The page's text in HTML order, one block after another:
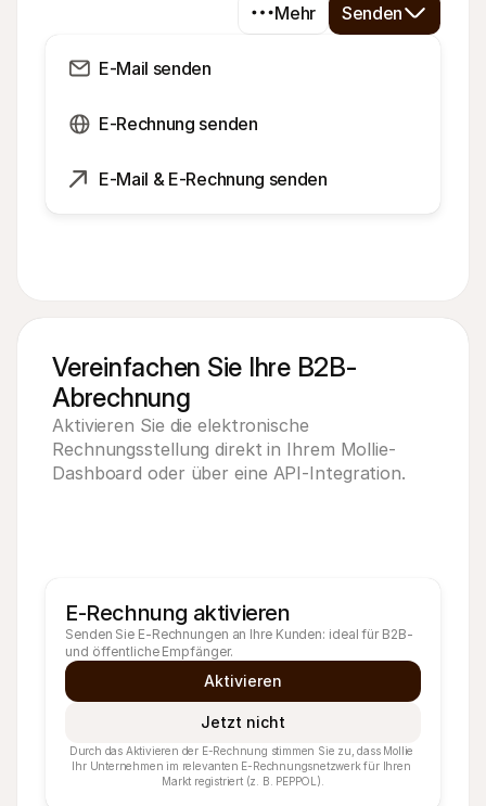
Mehr Senden
E-Mail senden
E-Rechnung senden
E-Mail & E-Rechnung senden
Vereinfachen Sie Ihre B2B-
Abrechnung
Aktivieren Sie die elektronische
Rechnungsstellung direkt in Ihrem Mollie-
Dashboard oder über eine API-Integration.
E-Rechnung aktivieren
Senden Sie E-Rechnungen an Ihre Kunden: ideal für B2B-
und öffentliche Empfänger.
Aktivieren
Jetzt nicht
Durch das Aktivieren der E-Rechnung stimmen Sie zu, dass Mollie
Ihr Unternehmen im relevanten E-Rechnungsnetzwerk für Ihren
Markt registriert (z. B. PEPPOL).